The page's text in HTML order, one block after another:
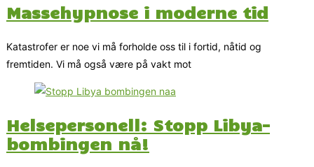
Massehypnose i moderne tid
Katastrofer er noe vi må forholde oss til i fortid, nåtid og
fremtiden. Vi må også være på vakt mot
Helsepersonell: Stopp Libya-
bombingen nå!